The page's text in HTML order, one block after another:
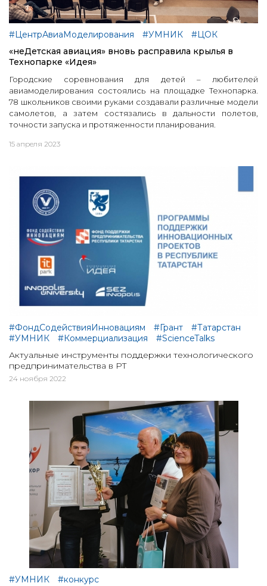
#ЦентрАвиаМоделирования #УМНИК
#ЦОК
«неДетская авиация» вновь расправила крылья в
Технопарке «Идея»
Городские соревнования для детей – любителей
авиамоделирования состоялись на площадке Технопарка.
78 школьников своими руками создавали различные модели
самолетов, а затем состязались в дальности полетов,
точности запуска и протяженности планирования.
15 апреля 2023
#ФондСодействияИнновациям #Грант
#Татарстан
#УМНИК
#Коммерциализация
#ScienceTalks
Актуальные инструменты поддержки технологического
предпринимательства в РТ
24 ноября 2022
#УМНИК
#конкурс